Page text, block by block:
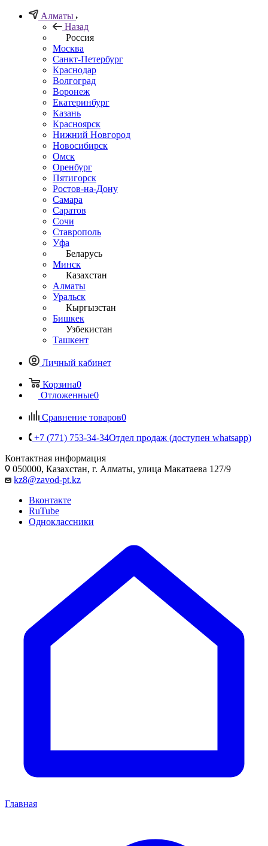
Алматы
Назад
Россия
Москва
Санкт-Петербург
Краснодар
Волгоград
Воронеж
Екатеринбург
Казань
Красноярск
Нижний Новгород
Новосибирск
Омск
Оренбург
Пятигорск
Ростов-на-Дону
Самара
Саратов
Сочи
Ставрополь
Уфа
Беларусь
Минск
Казахстан
Алматы
Уральск
Кыргызстан
Бишкек
Узбекистан
Ташкент
Личный кабинет
Корзина0
Отложенные0
Сравнение товаров0
+7 (771) 753-34-34Отдел продаж (доступен whatsapp)
Контактная информация
050000, Казахстан, г. Алматы, улица Макатаева 127/9
kz8@zavod-pt.kz
Вконтакте
RuTube
Одноклассники
Главная